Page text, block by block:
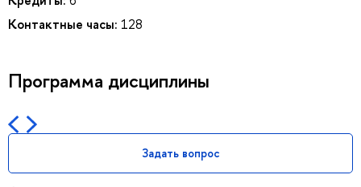
Контактные часы: 128
Программа дисциплины
Задать вопрос